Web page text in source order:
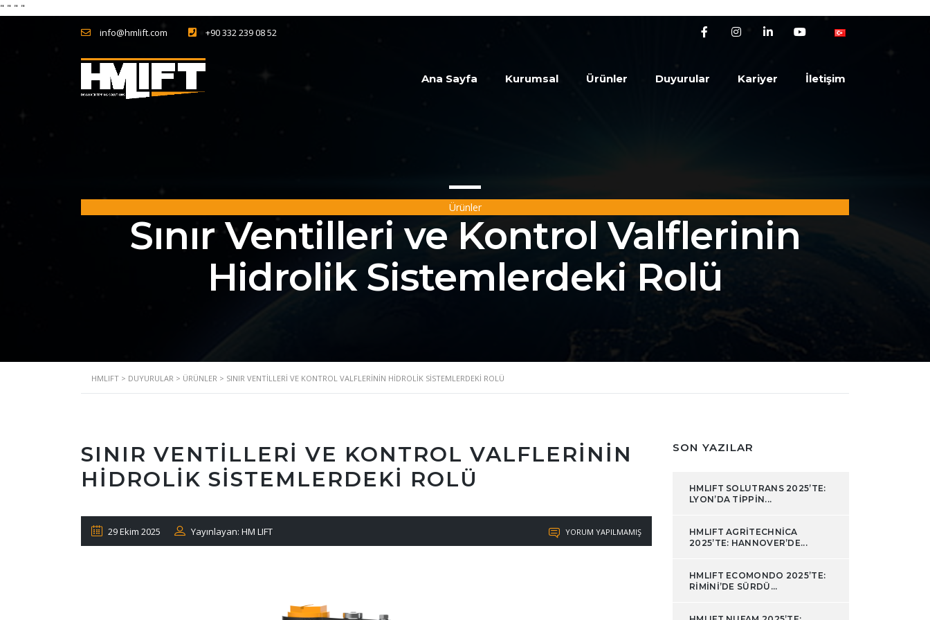
" " " "
info@hmlift.com +90 332 239 08 52
Ana Sayfa Kurumsal Ürünler Duyurular Kariyer İletişim
Ürünler
Sınır Ventilleri ve Kontrol Valflerinin
Hidrolik Sistemlerdeki Rolü
HMLIFT > DUYURULAR > ÜRÜNLER > SINIR VENTILLERI VE KONTROL VALFLERININ HIDROLIK SISTEMLERDEKI ROLÜ
SINIR VENTILLERI VE KONTROL VALFLERININ
HIDROLIK SISTEMLERDEKI ROLÜ
29 Ekim 2025 Yayınlayan: HM LIFT YORUM YAPILMAMIŞ
SON YAZILAR
HMLIFT SOLUTRANS 2025’TE:
LYON’DA TIPPIN...
HMLIFT AGRITECHNICA
2025’TE: HANNOVER’DE...
HMLIFT ECOMONDO 2025’TE:
RIMINI’DE SÜRDÜ...